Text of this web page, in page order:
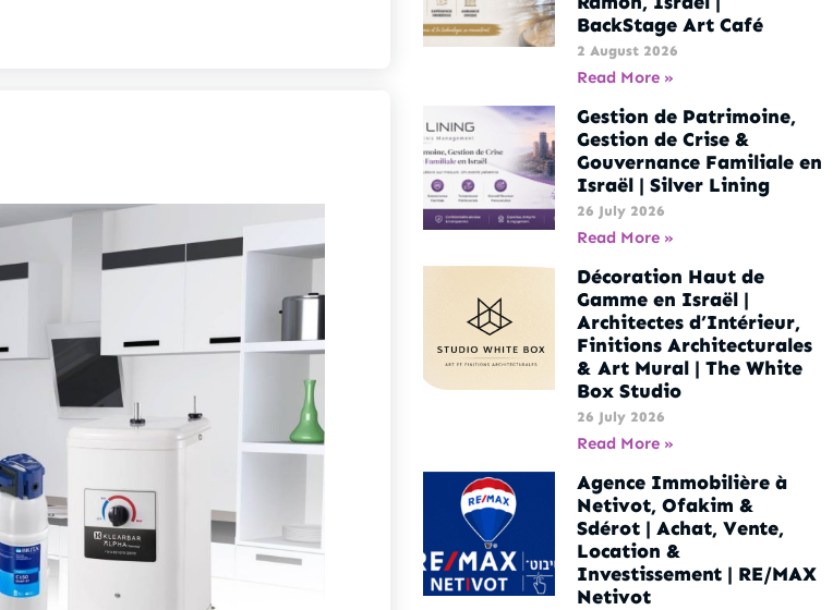
BackStage Art Café
2 August 2026
Read More »
Gestion de Patrimoine,
Gestion de Crise &
Gouvernance Familiale en
Israël | Silver Lining
26 July 2026
Read More »
Décoration Haut de
Gamme en Israël |
Architectes d’Intérieur,
Finitions Architecturales
& Art Mural | The White
Box Studio
26 July 2026
Read More »
Agence Immobilière à
Netivot, Ofakim &
Sdérot | Achat, Vente,
Location &
Investissement | RE/MAX
Netivot